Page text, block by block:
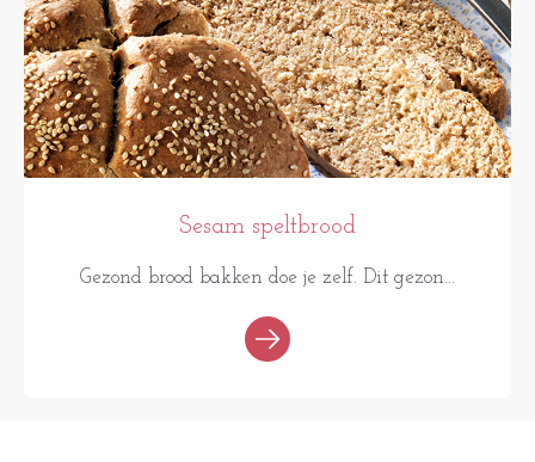
Sesam speltbrood
Gezond brood bakken doe je zelf. Dit gezon...